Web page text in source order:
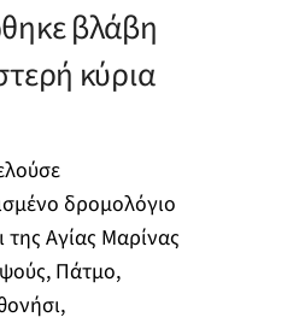
βλάβη
κύρια
δρομολόγιο
της Αγίας Μαρίνας
Πάτμο,